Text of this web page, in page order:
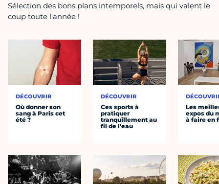
Sélection des bons plans intemporels, mais qui valent le
coup toute l'année !
DÉCOUVRIR
Où donner son
sang à Paris cet
été ?
DÉCOUVRIR
Ces sports à
pratiquer
tranquillement au
fil de l’eau
Les
expos du
à faire en